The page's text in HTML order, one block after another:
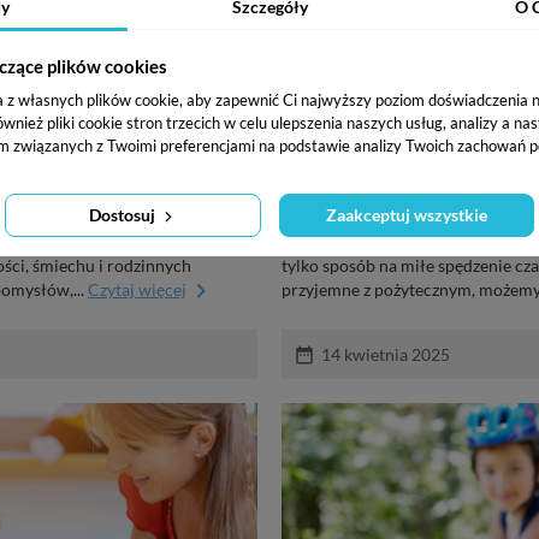
na zabawy i
jak zorganizować
Spokojnie, mamy na to
śmiechu i rodzinnych
Czytaj więcej keyboard_arrow_right
Zabawy w
Kuchnia to miejsce, w którym
może okazać się niezwykłym
tylko sposób na miłe spędzenie
przyjemne z pożytecznym,
date_range 14 kwietnia 2025
Szczegóły O
plików cookies
własnych plików cookie, aby zapewnić Ci najwyższy poziom doświadczenia
pliki cookie stron trzecich w celu ulepszenia naszych usług, analizy a
związanych z Twoimi preferencjami na podstawie analizy Twoich zachowań
Dostosuj Zaakceptuj wszystkie